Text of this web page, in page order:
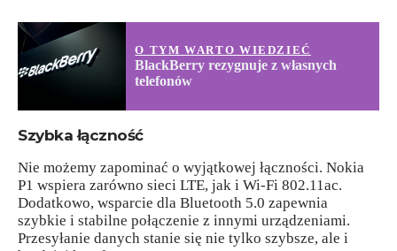
O TYM WARTO WIEDZIEĆ
BlackBerry rezygnuje z własnych
telefonów
Szybka łączność
Nie możemy zapominać o wyjątkowej łączności. Nokia
P1 wspiera zarówno sieci LTE, jak i Wi-Fi 802.11ac.
Dodatkowo, wsparcie dla Bluetooth 5.0 zapewnia
szybkie i stabilne połączenie z innymi urządzeniami.
Przesyłanie danych stanie się nie tylko szybsze, ale i